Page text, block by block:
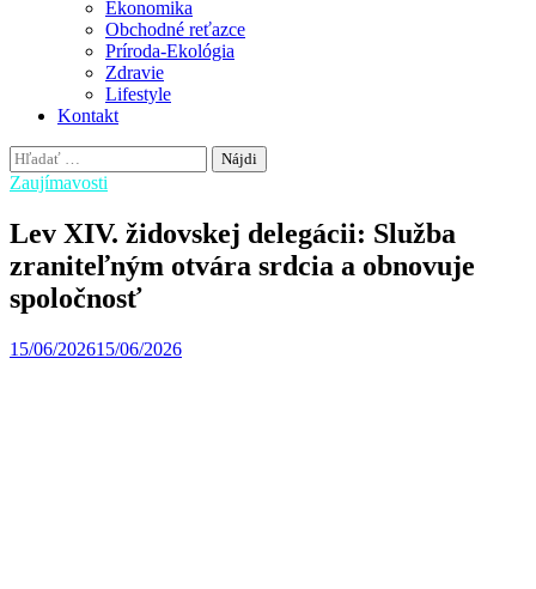
Ekonomika
Obchodné reťazce
Príroda-Ekológia
Zdravie
Lifestyle
Kontakt
Hľadať:
Zaujímavosti
Lev XIV. židovskej delegácii: Služba
zraniteľným otvára srdcia a obnovuje
spoločnosť
15/06/202615/06/2026